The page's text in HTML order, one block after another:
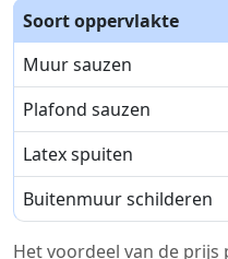
Soort oppervlakte
Muur sauzen
Plafond sauzen
Latex spuiten
Buitenmuur schilderen
Het voordeel van de prijs